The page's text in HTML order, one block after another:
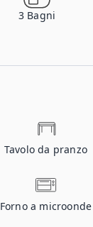
3 Bagni
Tavolo da pranzo
Forno a microonde